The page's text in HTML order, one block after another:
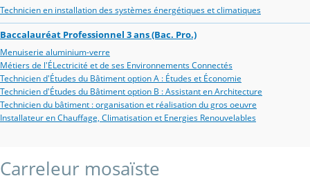
Technicien en installation des systèmes énergétiques et climatiques
Baccalauréat Professionnel 3 ans (Bac. Pro.)
Menuiserie aluminium-verre
Métiers de l'ÉLectricité et de ses Environnements Connectés
Technicien d'Études du Bâtiment option A : Études et Économie
Technicien d'Études du Bâtiment option B : Assistant en Architecture
Technicien du bâtiment : organisation et réalisation du gros oeuvre
Installateur en Chauffage, Climatisation et Energies Renouvelables
Carreleur mosaïste